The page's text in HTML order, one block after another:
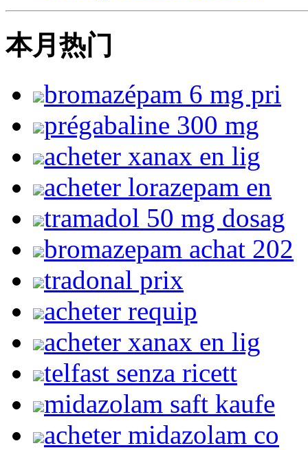
本月热门
bromazépam 6 mg pri
prégabaline 300 mg
acheter xanax en lig
acheter lorazepam en
tramadol 50 mg dosag
bromazepam achat 202
tradonal prix
acheter requip
acheter xanax en lig
telfast senza ricett
midazolam saft kaufe
acheter midazolam co